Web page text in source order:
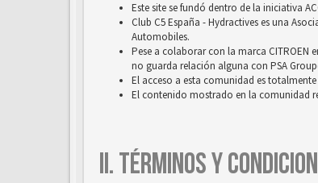
Este site se fundó dentro de la iniciativa
Club C5 España - Hydractives es una
Automobiles.
Pese a colaborar con la marca CITROEN
no guarda relación alguna con PSA
El acceso a esta comunidad es
El contenido mostrado en la comunidad
II. TÉRMINOS Y